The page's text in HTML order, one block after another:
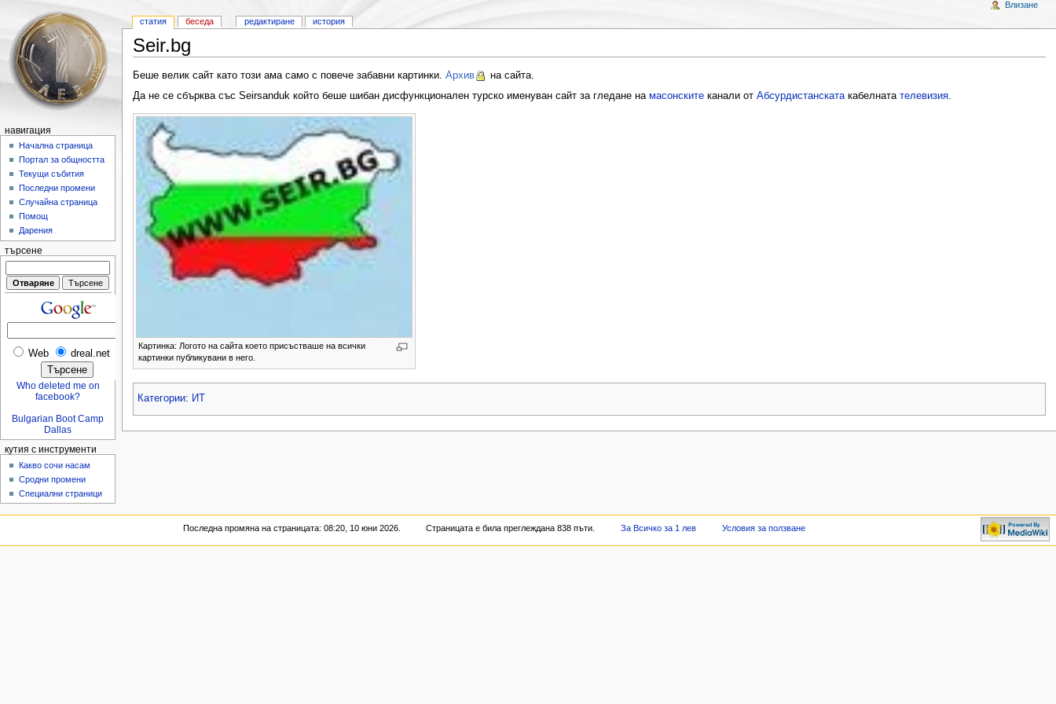
Seir.bg
Беше велик сайт като този ама само с повече забавни картинки. Архив
на сайта.
Да не се сбърква със Seirsanduk който беше шибан дисфункционален турско именуван сайт за гледане на масонскитеканали от Абсурдистанскатакабелната телевизия.
Картинка: Логото на сайта което присъстваше на всички
картинки публикувани в него.
Категории: ИТ
статия беседа редактиране история
Влизане
навигация
Начална страница
Портал за общността
Текущи събития
Последни промени
Случайна страница
Помощ
Дарения
търсене
Web dreal.net
Who deleted me on
facebook?
Bulgarian Boot Camp
Dallas
кутия с инструменти
Какво сочи насам
Сродни промени
Специални страници
Последна промяна на страницата: 08:20, 10 юни 2026. Страницата е била преглеждана 838 пъти. За Всичко за 1 лев Условия за ползване